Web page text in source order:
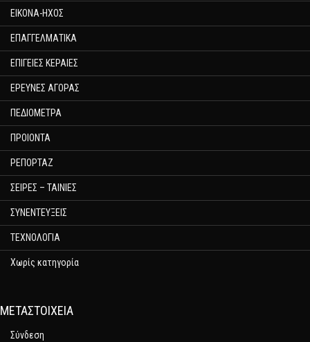
ΕΙΚΟΝΑ-ΗΧΟΣ
ΕΠΑΓΓΕΛΜΑΤΙΚΑ
ΕΠΙΓΕΙΕΣ ΚΕΡΑΙΕΣ
ΕΡΕΥΝΕΣ ΑΓΟΡΑΣ
ΠΕΔΙΟΜΕΤΡΑ
ΠΡΟΙΟΝΤΑ
ΡΕΠΟΡΤΑΖ
ΣΕΙΡΕΣ – ΤΑΙΝΙΕΣ
ΣΥΝΕΝΤΕΥΞΕΙΣ
ΤΕΧΝΟΛΟΓΙΑ
Χωρίς κατηγορία
ΜΕΤΑΣΤΟΙΧΕΊΑ
Σύνδεση